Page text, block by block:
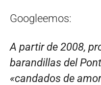
Googleemos:
A partir de 2008,
barandillas del
«candados de